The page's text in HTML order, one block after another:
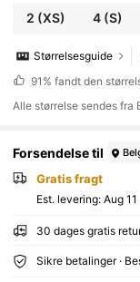
2 (XS) 4(S)
Størrelsesguide
91% fandt den
Alle størrelse sendes fra
Forsendelse til
Gratis fragt
Est. levering: Aug
30 dages gratis
Sikre betalinger ·